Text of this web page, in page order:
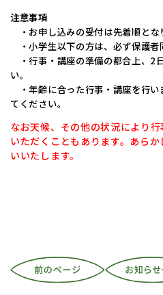
注意事項
・お申し込みの受付は先着順とな
・小学生以下の方は、必ず保護者
・行事・講座の準備の都合上、2
い。
・年齢に合った行事・講座を行い
てください。
なお天候、その他の状況により
いただくこともあります。あら
いいたします。